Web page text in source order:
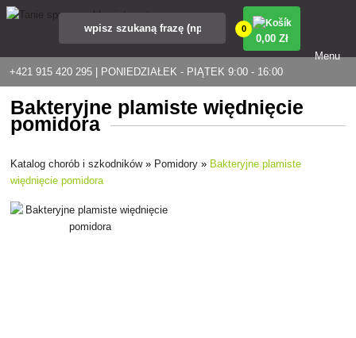
+421 915 420 295 | PONIEDZIAŁEK - PIĄTEK 9:00 - 16:00
0
0,00 Zł
Menu
Bakteryjne plamiste więdnięcie
pomidora
Katalog chorób i szkodników» Pomidory » Bakteryjne plamiste
więdnięcie pomidora